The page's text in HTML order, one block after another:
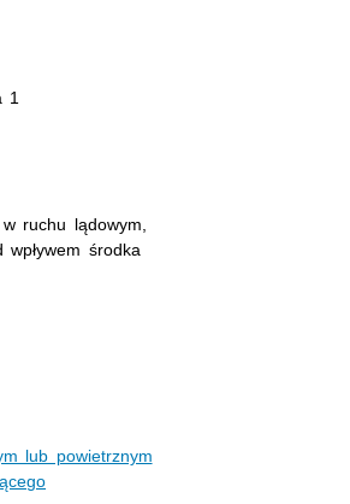
1
ruchu lądowym,
środka
lub powietrznym